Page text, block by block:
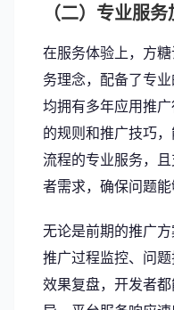
（二）专业服
在服务体验上，方
务理念，配备了专
均拥有多年应用推
的规则和推广技巧
流程的专业服务，
者需求，确保问题能
无论是前期的推广
推广过程监控、问题
效果复盘，开发者